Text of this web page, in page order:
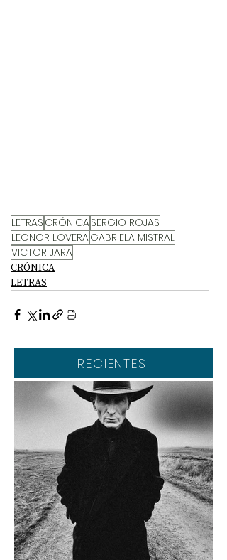
LETRAS CRÓNICASERGIO ROJAS
LEONOR LOVERAGABRIELA MISTRAL
VICTOR JARA
CRÓNICA
LETRAS
RECIENTES